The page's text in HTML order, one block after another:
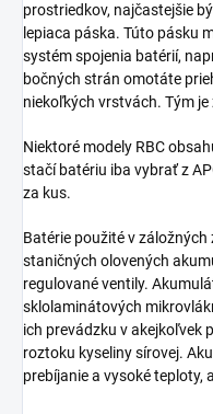
prostriedkov, najčastejšie
lepiaca páska. Túto pásku
systém spojenia batérií,
bočných strán omotáte
niekoľkých vrstvách. Tým
Niektoré modely RBC
stačí batériu iba vybrať z
za kus.
Batérie použité v
staničných olovených
regulované ventily.
sklolaminátových
ich prevádzku v akejkoľvek
roztoku kyseliny sírovej.
prebíjanie a vysoké teploty,